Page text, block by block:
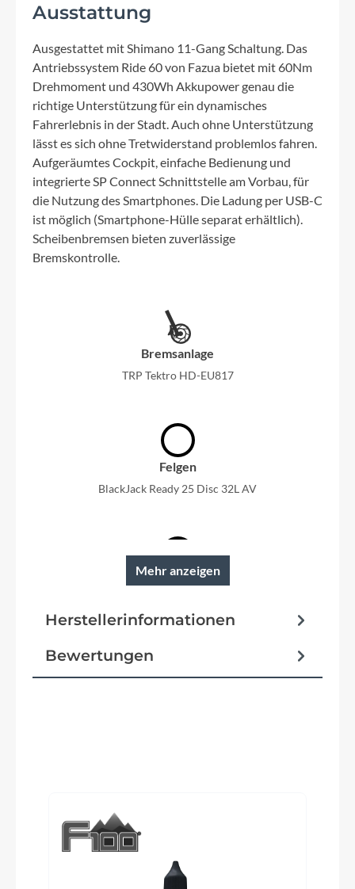
Ausstattung
Ausgestattet mit Shimano 11-Gang Schaltung. Das
Antriebssystem Ride 60 von Fazua bietet mit 60Nm
Drehmoment und 430Wh Akkupower genau die
richtige Unterstützung für ein dynamisches
Fahrerlebnis in der Stadt. Auch ohne Unterstützung
lässt es sich ohne Tretwiderstand problemlos fahren.
Aufgeräumtes Cockpit, einfache Bedienung und
integrierte SP Connect Schnittstelle am Vorbau, für
die Nutzung des Smartphones. Die Ladung per USB-C
ist möglich (Smartphone-Hülle separat erhältlich).
Scheibenbremsen bieten zuverlässige
Bremskontrolle.
Bremsanlage
TRP Tektro HD-EU817
Felgen
BlackJack Ready 25 Disc 32L AV
Reifen
Curana 4.0 CLite 60 black
Ursus R90 Mooi schwarz
Glocke
Mehr anzeigen
Herstellerinformationen
Bewertungen